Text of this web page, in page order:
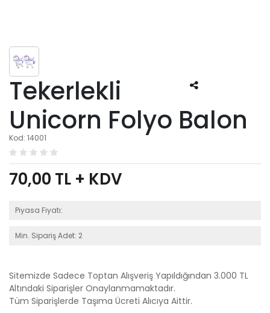
Tekerlekli
Unicorn Folyo Balon
Kod: 14001
70,00 TL + KDV
Piyasa Fiyatı:
Min. Sipariş Adet: 2
Sitemizde Sadece Toptan Alışveriş Yapıldığından 3.000 TL
Altındaki Siparişler Onaylanmamaktadır.
Tüm Siparişlerde Taşıma Ücreti Alıcıya Aittir.